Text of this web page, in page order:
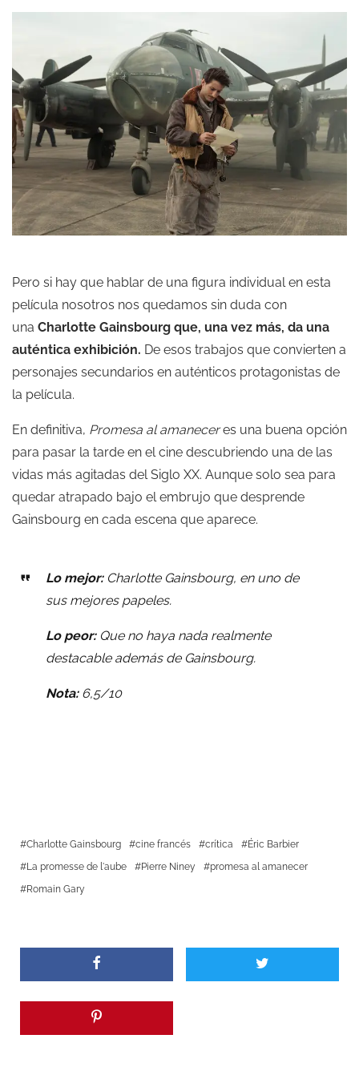
Pero si hay que hablar de una figura individual en esta
película nosotros nos quedamos sin duda con
una Charlotte Gainsbourg que, una vez más, da una
auténtica exhibición. De esos trabajos que convierten a
personajes secundarios en auténticos protagonistas de
la película.
En definitiva, Promesa al amaneceres una buena opción
para pasar la tarde en el cine descubriendo una de las
vidas más agitadas del Siglo XX. Aunque solo sea para
quedar atrapado bajo el embrujo que desprende
Gainsbourg en cada escena que aparece.
Lo mejor: Charlotte Gainsbourg, en uno de
sus mejores papeles.
Lo peor: Que no haya nada realmente
destacable además de Gainsbourg.
Nota:6,5/10
Charlotte Gainsbourg cine francés crítica
Éric Barbier
La promesse de l'aube
Pierre Niney
promesa al amanecer
Romain Gary